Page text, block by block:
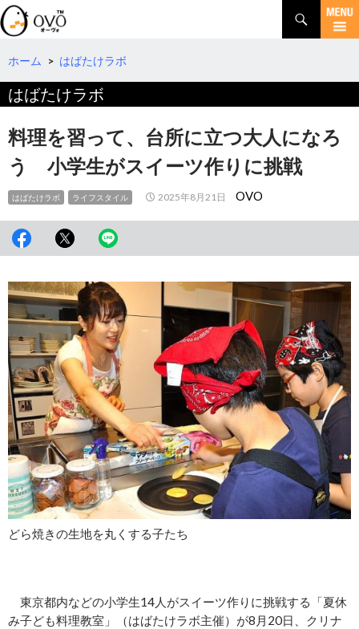
検
索
コ
テ
ツ
へ
移
動
ホーム > はばたけラボ
はばたけラボ
料理を習って、台所に立つ大人になろ
う 小学生がスイーツ作りに挑戦
はばたけラボ ライフスタイル 2025年8月21日 OVO
どら焼きの生地を丸くする子たち
東京都内などの小学生14人がスイーツ作りに挑戦する「夏休
み子ども料理教室」（はばたけラボ主催）が8月20日、クリナ